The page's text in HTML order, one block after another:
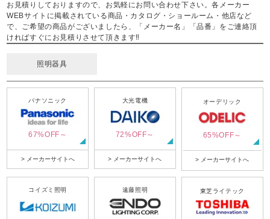
お見積りしておりますので、お気軽にお問い合わせ下さい。各メーカー
WEBサイトに掲載されている商品・カタログ・ショールーム・他店など
で、ご希望の商品がございましたら、「メーカー名」「品番」をご連絡頂
ければすぐにお見積りさせて頂きます‼
照明器具
パナソニック
67%OFF～
> メーカーサイトへ
大光電機
72%OFF～
> メーカーサイトへ
オーデリック
65%OFF～
> メーカーサイトへ
コイズミ照明 遠藤照明 東芝ライテック